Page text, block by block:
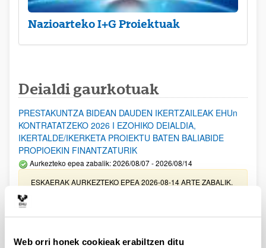
Web orri honek cookieak erabiltzen ditu
Nazioarteko I+G Proiektuak
Deialdi gaurkotuak
PRESTAKUNTZA BIDEAN DAUDEN IKERTZAILEAK EHUn
KONTRATATZEKO 2026 I EZOHIKO DEIALDIA,
IKERTALDE/IKERKETA PROIEKTU BATEN BALIABIDE
PROPIOEKIN FINANTZATURIK
Aurkezteko epea zabalik: 2026/08/07 - 2026/08/14
ESKAERAK AURKEZTEKO EPEA 2026-08-14 ARTE ZABALIK.
UPV/EHUn Azpiegitura Zientifikoa eta Funts Bibliografikoak